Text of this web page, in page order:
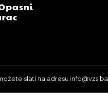
Opasni
slati na adresu info@vzs.ba.